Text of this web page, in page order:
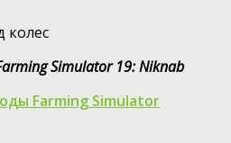
колес
Simulator 19: Niknab
Farming Simulator